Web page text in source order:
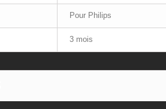
Pour Philips
3 mois